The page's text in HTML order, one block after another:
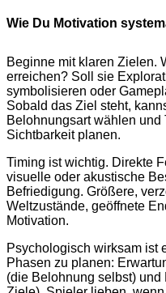
Wie Du Motivation
Beginne mit klaren Zielen.
erreichen? Soll sie
symbolisieren oder
Sobald das Ziel steht,
Belohnungsart wählen
Sichtbarkeit planen.
Timing ist wichtig. Direkte
visuelle oder akustische
Befriedigung. Größere,
Weltzustände, geöffnete
Motivation.
Psychologisch wirksam ist
Phasen zu planen:
(die Belohnung selbst)